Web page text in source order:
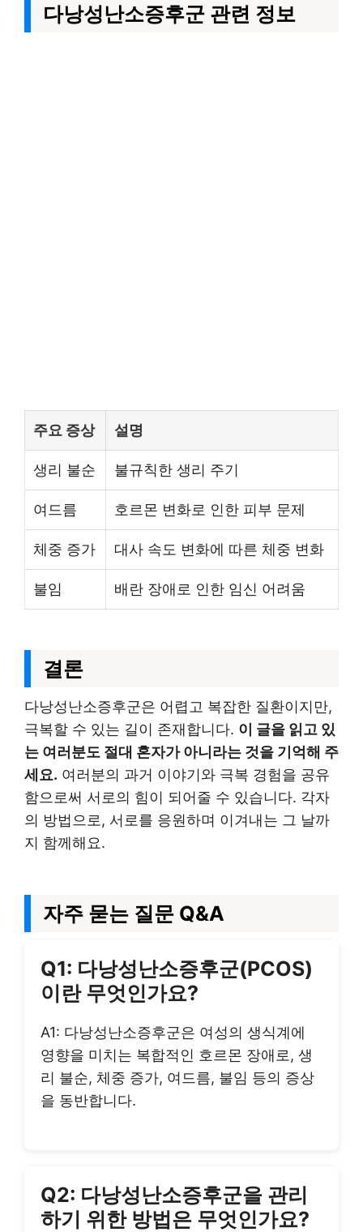
다낭성난소증후군 관련 정보
주요 증상 설명
생리 불순 불규칙한 생리 주기
여드름 호르몬 변화로 인한 피부 문제
체중 증가 대사 속도 변화에 따른 체중 변화
불임 배란 장애로 인한 임신 어려움
결론
다낭성난소증후군은 어렵고 복잡한 질환이지만,
극복할 수 있는 길이 존재합니다. 이 글을 읽고 있
는 여러분도 절대 혼자가 아니라는 것을 기억해 주
세요. 여러분의 과거 이야기와 극복 경험을 공유
함으로써 서로의 힘이 되어줄 수 있습니다. 각자
의 방법으로, 서로를 응원하며 이겨내는 그 날까
지 함께해요.
자주 묻는 질문 Q&A
Q1: 다낭성난소증후군(PCOS)
이란 무엇인가요?
A1: 다낭성난소증후군은 여성의 생식계에
영향을 미치는 복합적인 호르몬 장애로, 생
리 불순, 체중 증가, 여드름, 불임 등의 증상
을 동반합니다.
Q2: 다낭성난소증후군을 관리
하기 위한 방법은 무엇인가요?